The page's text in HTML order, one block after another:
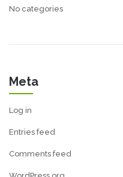
No categories
Meta
Log in
Entries feed
Comments feed